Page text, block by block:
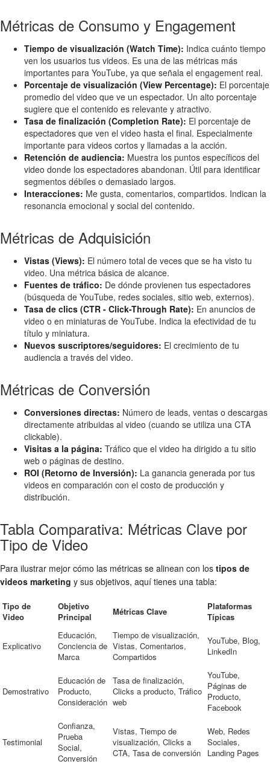
Métricas de Consumo y Engagement
Tiempo de visualización (Watch Time): Indica cuánto tiempo
ven los usuarios tus videos. Es una de las métricas más
importantes para YouTube, ya que señala el engagement real.
Porcentaje de visualización (View Percentage): El porcentaje
promedio del video que ve un espectador. Un alto porcentaje
sugiere que el contenido es relevante y atractivo.
Tasa de finalización (Completion Rate): El porcentaje de
espectadores que ven el video hasta el final. Especialmente
importante para videos cortos y llamadas a la acción.
Retención de audiencia: Muestra los puntos específicos del
video donde los espectadores abandonan. Útil para identificar
segmentos débiles o demasiado largos.
Interacciones: Me gusta, comentarios, compartidos. Indican la
resonancia emocional y social del contenido.
Métricas de Adquisición
Vistas (Views): El número total de veces que se ha visto tu
video. Una métrica básica de alcance.
Fuentes de tráfico: De dónde provienen tus espectadores
(búsqueda de YouTube, redes sociales, sitio web, externos).
Tasa de clics (CTR - Click-Through Rate): En anuncios de
video o en miniaturas de YouTube. Indica la efectividad de tu
título y miniatura.
Nuevos suscriptores/seguidores: El crecimiento de tu
audiencia a través del video.
Métricas de Conversión
Conversiones directas: Número de leads, ventas o descargas
directamente atribuidas al video (cuando se utiliza una CTA
clickable).
Visitas a la página: Tráfico que el video ha dirigido a tu sitio
web o páginas de destino.
ROI (Retorno de Inversión): La ganancia generada por tus
videos en comparación con el costo de producción y
distribución.
Tabla Comparativa: Métricas Clave por
Tipo de Video
Para ilustrar mejor cómo las métricas se alinean con los tipos de
videos marketing y sus objetivos, aquí tienes una tabla:
Tipo de
Video
Objetivo
Principal
Métricas Clave
Plataformas
Típicas
Explicativo
Educación,
Conciencia de
Marca
Tiempo de visualización,
Vistas, Comentarios,
Compartidos
YouTube, Blog,
LinkedIn
Demostrativo
Educación de
Producto,
Consideración
Tasa de finalización,
Clicks a producto, Tráfico
web
YouTube,
Páginas de
Producto,
Facebook
Testimonial
Confianza,
Prueba
Social,
Conversión
Vistas, Tiempo de
visualización, Clicks a
CTA, Tasa de conversión
Web, Redes
Sociales,
Landing Pages